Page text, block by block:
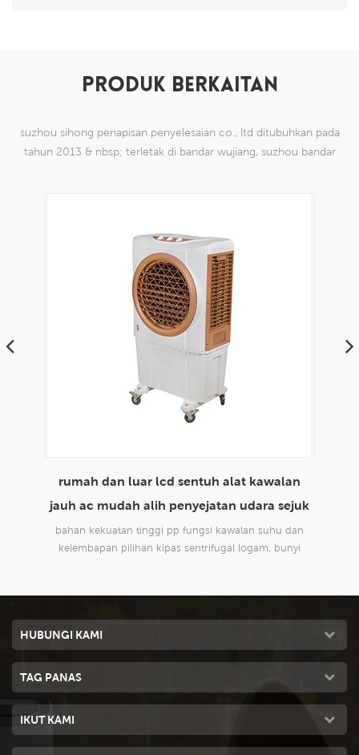
PRODUK BERKAITAN
suzhou sihong penapisan penyelesaian co., ltd ditubuhkan pada
tahun 2013 & nbsp; terletak di bandar wujiang, suzhou bandar
envirotech 8000cmh penggunaan rumah
domestik mudah alih penyejatan penyejatan
udara sejuk
reka bentuk baru, sesuai untuk semua jenis aplikasi
dalaman dan luaran, komersil dan perindustrian.
HUBUNGI KAMI
TAG PANAS
IKUT KAMI